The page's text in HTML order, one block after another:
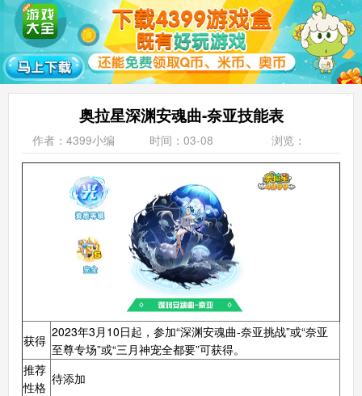
奥拉星深渊安魂曲-奈亚技能表
作者：4399小编 时间：03-08 浏览：
获得
2023年3月10日起，参加“深渊安魂曲-奈亚挑战”或“奈亚
至尊专场”或“三月神宠全都要”可获得。
推荐
性格
待添加